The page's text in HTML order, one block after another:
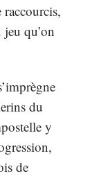
qu’on
du
y
de